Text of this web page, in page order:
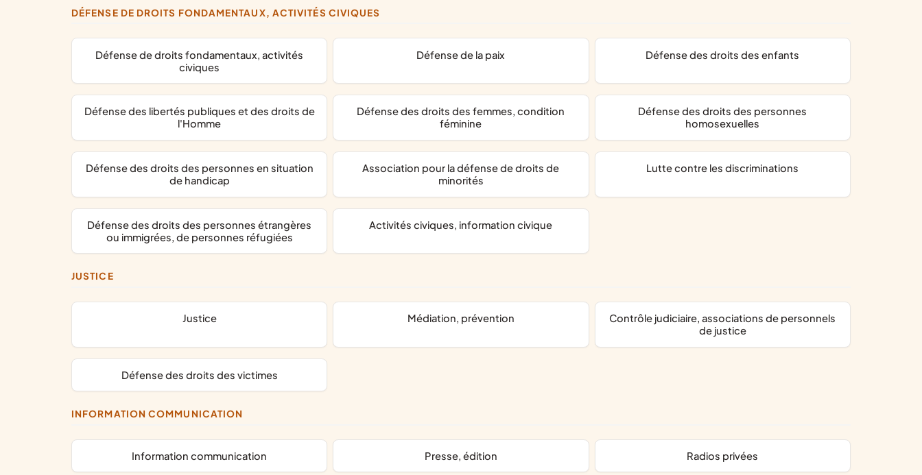
DÉFENSE DE DROITS FONDAMENTAUX, ACTIVITÉS CIVIQUES
défense de droits fondamentaux, activités
civiques
défense de la paix défense des droits des enfants
défense des libertés publiques et des droits de
l'Homme
défense des droits des femmes, condition
féminine
défense des droits des personnes
homosexuelles
défense des droits des personnes en situation
de handicap
association pour la défense de droits de
minorités
lutte contre les discriminations
défense des droits des personnes étrangères
ou immigrées, de personnes réfugiées
activités civiques, information civique
JUSTICE
justice médiation, prévention
contrôle judiciaire, associations de personnels
de justice
défense des droits des victimes
INFORMATION COMMUNICATION
information communication presse, édition radios privées